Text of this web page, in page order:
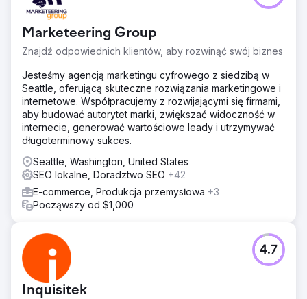
Marketeering Group
Znajdź odpowiednich klientów, aby rozwinąć swój biznes
Jesteśmy agencją marketingu cyfrowego z siedzibą w
Seattle, oferującą skuteczne rozwiązania marketingowe i
internetowe. Współpracujemy z rozwijającymi się firmami,
aby budować autorytet marki, zwiększać widoczność w
internecie, generować wartościowe leady i utrzymywać
długoterminowy sukces.
Seattle, Washington, United States
SEO lokalne, Doradztwo SEO +42
E-commerce, Produkcja przemysłowa +3
Począwszy od $1,000
Inquisitek
4.7